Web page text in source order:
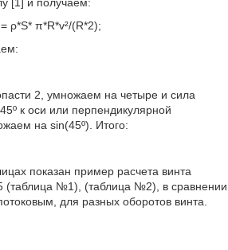
[1] и получаем:
ρ*S* π*R*v²/(R*2);
2, умножаем на четыре и сила
к оси или перпендикулярной
на sin(45º). Итого:
показан пример расчета винта
(таблица №1), (таблица №2), в сравнении
для разных оборотов винта.